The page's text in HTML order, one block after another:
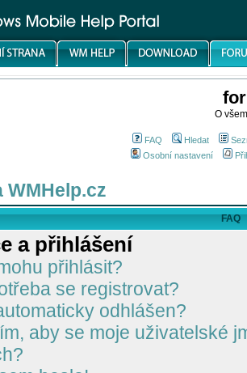
O
FAQ Hledat
Osobní nastavení
WMHelp.cz
FAQ
a přihlášení
přihlásit?
se registrovat?
odhlášen?
aby se moje uživatelské